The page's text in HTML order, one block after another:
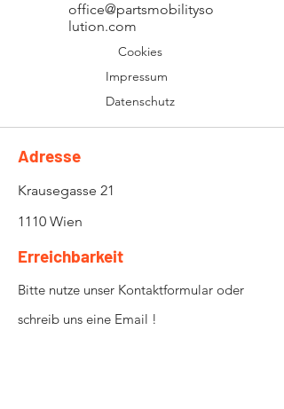
office@partsmobilityso
lution.com
Cookies
Impressum
Datenschutz
Adresse
Krausegasse 21
1110 Wien
Erreichbarkeit
Bitte nutze unser Kontaktformular oder
schreib uns eine Email !